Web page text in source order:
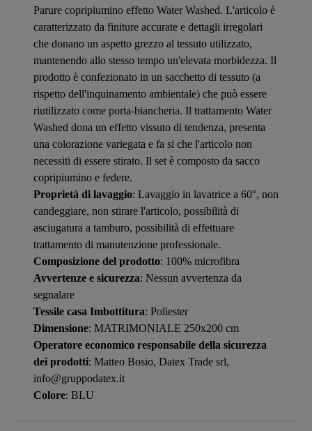
Parure copripiumino effetto Water Washed. L'articolo è
caratterizzato da finiture accurate e dettagli irregolari
che donano un aspetto grezzo al tessuto utilizzato,
mantenendo allo stesso tempo un'elevata morbidezza. Il
prodotto è confezionato in un sacchetto di tessuto (a
rispetto dell'inquinamento ambientale) che può essere
riutilizzato come porta-biancheria. Il trattamento Water
Washed dona un effetto vissuto di tendenza, presenta
una colorazione variegata e fa si che l'articolo non
necessiti di essere stirato. Il set è composto da sacco
copripiumino e federe.
Proprietà di lavaggio: Lavaggio in lavatrice a 60°, non
candeggiare, non stirare l'articolo, possibilità di
asciugatura a tamburo, possibilità di effettuare
trattamento di manutenzione professionale.
Composizione del prodotto: 100% microfibra
Avvertenze e sicurezza: Nessun avvertenza da
segnalare
Tessile casa Imbottitura: Poliester
Dimensione: MATRIMONIALE 250x200 cm
Operatore economico responsabile della sicurezza
dei prodotti: Matteo Bosio, Datex Trade srl,
info@gruppodatex.it
Colore: BLU